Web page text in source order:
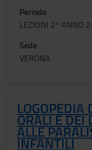
Periodo
LEZIONI 2^ ANNO
Sede
VERONA
LOGOPEDIA
ORALI E DEI
ALLE
INFANTILI